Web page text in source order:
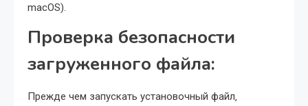
macOS).
Проверка безопасности
загруженного файла:
Прежде чем запускать установочный файл‚